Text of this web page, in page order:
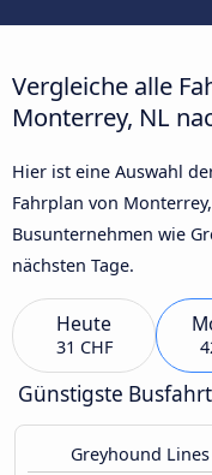
Vergleiche alle
Monterrey, NL
Hier ist eine Auswahl
Fahrplan von
Busunternehmen wie
nächsten Tage.
Heute
31 CHF
Günstigste
Greyhound